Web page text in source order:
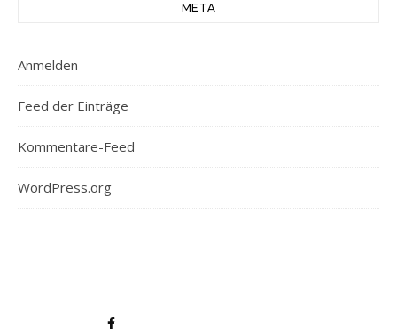
META
Anmelden
Feed der Einträge
Kommentare-Feed
WordPress.org